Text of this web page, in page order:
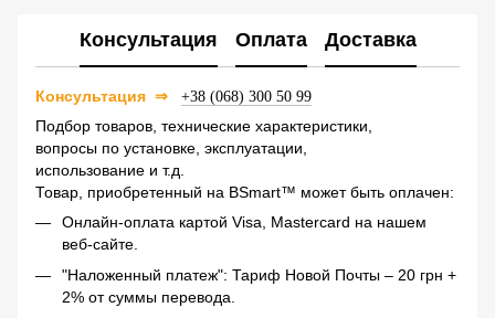
Консультация Оплата Доставка
Консультация ⇒ +38 (068) 300 50 99
Подбор товаров, технические характеристики,
вопросы по установке, эксплуатации,
использование и т.д.
Товар, приобретенный на BSmart™ может быть оплачен:
Онлайн-оплата картой Visa, Mastercard на нашем
веб-сайте.
"Наложенный платеж": Тариф Новой Почты – 20 грн +
2% от суммы перевода.